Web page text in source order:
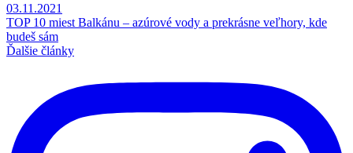
03.11.2021
TOP 10 miest Balkánu – azúrové vody a prekrásne veľhory, kde
budeš sám
Ďalšie články